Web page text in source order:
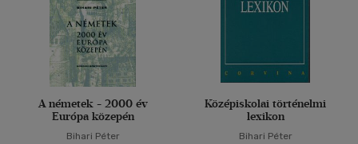
A németek - 2000 év
Európa közepén
Bihari Péter
Középiskolai történelmi
lexikon
Bihari Péter